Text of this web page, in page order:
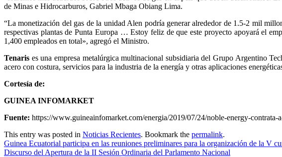
de Minas e Hidrocarburos, Gabriel Mbaga Obiang Lima.
“La monetización del gas de la unidad Alen podría generar alrededor de 1.5-2 mil
respectivas plantas de Punta Europa … Estoy feliz de que este proyecto apoyará el
1,400 empleados en total», agregó el Ministro.
Tenaris es una empresa metalúrgica multinacional subsidiaria del Grupo Argentino
acero con costura, servicios para la industria de la energía y otras aplicaciones
Cortesía de:
GUINEA INFOMARKET
Fuente: https://www.guineainfomarket.com/energia/2019/07/24/noble-energy-
This entry was posted in Noticias Recientes. Bookmark the permalink.
Guinea Ecuatorial participa en las reuniones preliminares para la organización de la V
Discurso del Apertura de la II Sesión Ordinaria del Parlamento Nacional